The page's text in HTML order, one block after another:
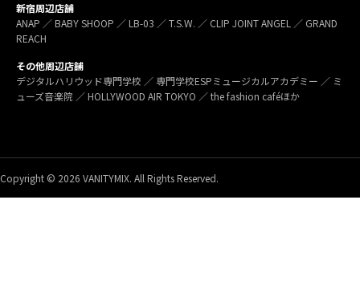
新宿周辺店舗
ANAP ／ BABY SHOOP ／ LB-03 ／ T.S.W. ／ CLIP JOINT ANGEL ／ GRAND
REACH
その他周辺店舗
デジタルハリウッド専門学校 ／ 専門学校ESPミュージカルアカデミー ／ ミ
ューズ音楽院 ／ HOLLYWOOD AIR TOKYO ／ the fashion caféほか
Copyright © 2026 VANITYMIX. All Rights Reserved.